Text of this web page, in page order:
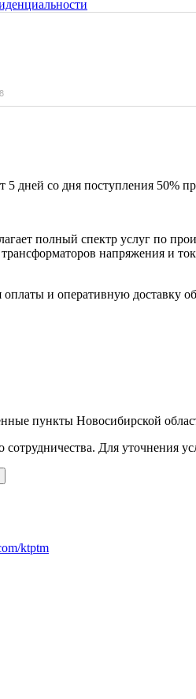
5 дней со дня поступления 50%
полный спектр услуг по
напряжения и
и оперативную доставку
пункты Новосибирской
сотрудничества. Для уточнения
ktptm